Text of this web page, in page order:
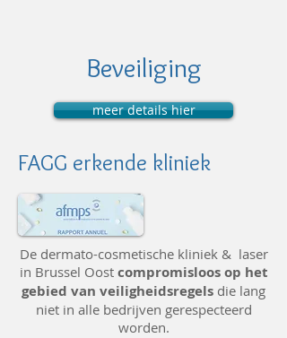
Beveiliging
meer details hier
FAGG erkende kliniek
De dermato-cosmetische kliniek & laser
in Brussel Oostcompromisloos op het
gebied van veiligheidsregels die lang
niet in alle bedrijven gerespecteerd
worden.